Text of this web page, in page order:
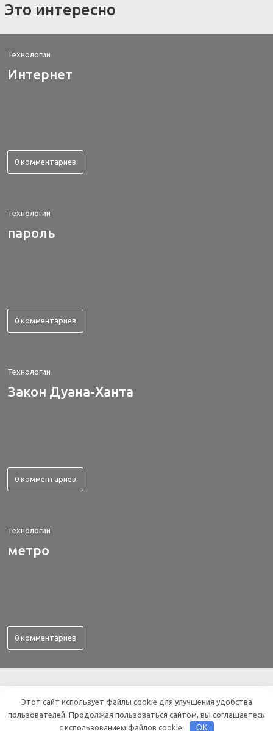
Это интересно
Технологии
Интернет
0 комментариев
Технологии
пароль
0 комментариев
Технологии
Закон Дуана-Ханта
0 комментариев
Технологии
метро
0 комментариев
ВСЕ ОБ ЭЛЕКТРОНИКЕ
© 2019 | All rights reserved.
Этот сайт использует файлы cookie для улучшения удобства
пользователей. Продолжая пользоваться сайтом, вы соглашаетесь
с использованием файлов cookie.
OK